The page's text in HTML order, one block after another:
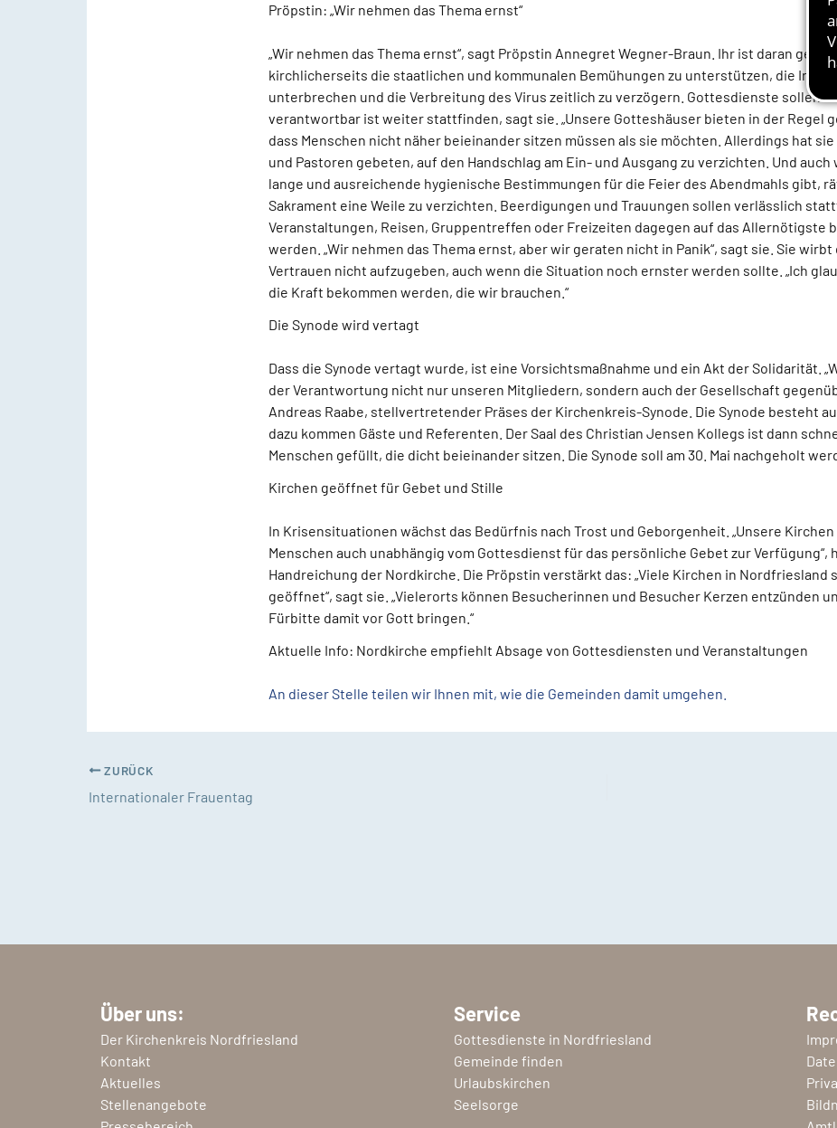
Pröpstin: „Wir nehmen das Thema ernst“
„Wir nehmen das Thema ernst“, sagt Pröpstin Annegret Wegner-Braun. Ihr ist daran
kirchlicherseits die staatlichen und kommunalen Bemühungen zu unterstützen, die
unterbrechen und die Verbreitung des Virus zeitlich zu verzögern. Gottesdienste sollen
verantwortbar ist weiter stattfinden, sagt sie. „Unsere Gotteshäuser bieten in der Regel
dass Menschen nicht näher beieinander sitzen müssen als sie möchten. Allerdings hat
und Pastoren gebeten, auf den Handschlag am Ein- und Ausgang zu verzichten. Und auch
lange und ausreichende hygienische Bestimmungen für die Feier des Abendmahls gibt,
Sakrament eine Weile zu verzichten. Beerdigungen und Trauungen sollen verlässlich
Veranstaltungen, Reisen, Gruppentreffen oder Freizeiten dagegen auf das Allernötigste
werden. „Wir nehmen das Thema ernst, aber wir geraten nicht in Panik“, sagt sie. Sie wirbt
Vertrauen nicht aufzugeben, auch wenn die Situation noch ernster werden sollte. „Ich
die Kraft bekommen werden, die wir brauchen.“
Die Synode wird vertagt
Dass die Synode vertagt wurde, ist eine Vorsichtsmaßnahme und ein Akt der Solidarität.
der Verantwortung nicht nur unseren Mitgliedern, sondern auch der Gesellschaft
Andreas Raabe, stellvertretender Präses der Kirchenkreis-Synode. Die Synode besteht
dazu kommen Gäste und Referenten. Der Saal des Christian Jensen Kollegs ist dann
Menschen gefüllt, die dicht beieinander sitzen. Die Synode soll am 30. Mai nachgeholt
Kirchen geöffnet für Gebet und Stille
In Krisensituationen wächst das Bedürfnis nach Trost und Geborgenheit. „Unsere
Menschen auch unabhängig vom Gottesdienst für das persönliche Gebet zur Verfügung“,
Handreichung der Nordkirche. Die Pröpstin verstärkt das: „Viele Kirchen in Nordfriesland
geöffnet“, sagt sie. „Vielerorts können Besucherinnen und Besucher Kerzen entzünden
Fürbitte damit vor Gott bringen.“
Aktuelle Info: Nordkirche empfiehlt Absage von Gottesdiensten und Veranstaltungen
An dieser Stelle teilen wir Ihnen mit, wie die Gemeinden damit umgehen.
ZURÜCK
Internationaler Frauentag
Über uns:
Der Kirchenkreis Nordfriesland
Kontakt
Aktuelles
Stellenangebote
Service
Gottesdienste in Nordfriesland
Gemeinde finden
Urlaubskirchen
Seelsorge